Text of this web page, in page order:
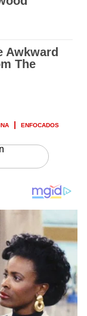
ENFOCADOS